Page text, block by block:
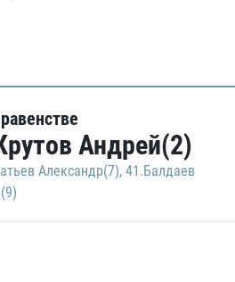
Андрей(2)
Александр(7), 41.Балдаев